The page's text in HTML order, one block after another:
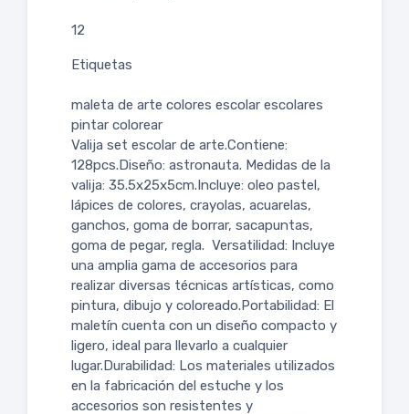
12
Etiquetas
maleta de arte colores escolar escolares
pintar colorear
Valija set escolar de arte.Contiene:
128pcs.Diseño: astronauta. Medidas de la
valija: 35.5x25x5cm.Incluye: oleo pastel,
lápices de colores, crayolas, acuarelas,
ganchos, goma de borrar, sacapuntas,
goma de pegar, regla. Versatilidad: Incluye
una amplia gama de accesorios para
realizar diversas técnicas artísticas, como
pintura, dibujo y coloreado.Portabilidad: El
maletín cuenta con un diseño compacto y
ligero, ideal para llevarlo a cualquier
lugar.Durabilidad: Los materiales utilizados
en la fabricación del estuche y los
accesorios son resistentes y